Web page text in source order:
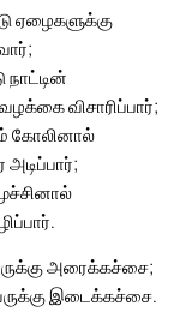
ஏழைகளுக்கு
நாட்டின்
விசாரிப்பார்;
கோலினால்
அரைக்கச்சை;
இடைக்கச்சை.